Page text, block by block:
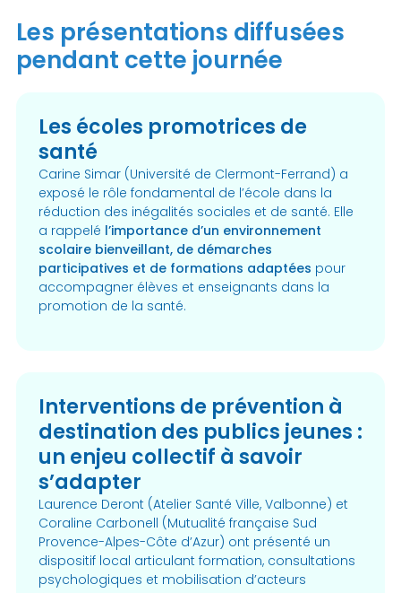
Les présentations diffusées
pendant cette journée
Les écoles promotrices de
santé
Carine Simar (Université de Clermont-Ferrand) a
exposé le rôle fondamental de l’école dans la
réduction des inégalités sociales et de santé. Elle
a rappelé l’importance d’un environnement
scolaire bienveillant, de démarches
participatives et de formations adaptées pour
accompagner élèves et enseignants dans la
promotion de la santé.
Interventions de prévention à
destination des publics jeunes :
un enjeu collectif à savoir
s’adapter
Laurence Deront (Atelier Santé Ville, Valbonne) et
Coraline Carbonell (Mutualité française Sud
Provence-Alpes-Côte d’Azur) ont présenté un
dispositif local articulant formation, consultations
psychologiques et mobilisation d’acteurs